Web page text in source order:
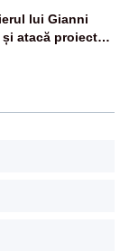
lui Gianni
atacă proiectul